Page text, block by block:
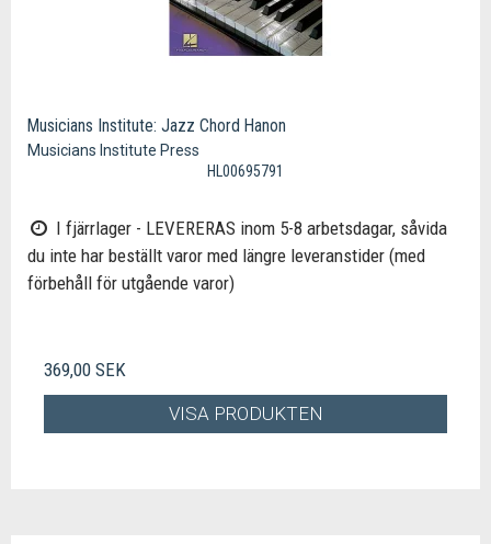
Musicians Institute: Jazz Chord Hanon
Musicians Institute Press
HL00695791
I fjärrlager - LEVERERAS inom 5-8 arbetsdagar, såvida
du inte har beställt varor med längre leveranstider (med
förbehåll för utgående varor)
369,00 SEK
VISA PRODUKTEN